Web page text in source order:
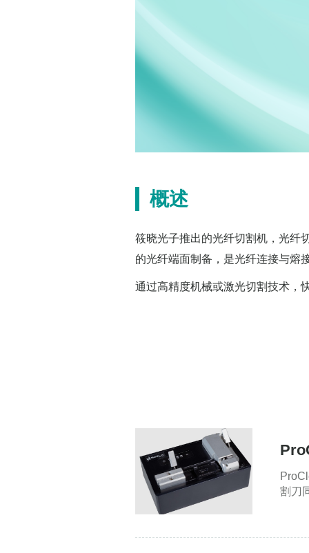
概述
筱晓光子推出的光纤切割机，光纤
的光纤端面制备，是光纤连接与熔
通过高精度机械或激光切割技术，
割刀